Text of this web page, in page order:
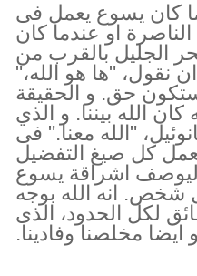
كان يسوع يعمل فى
او عندما كان
الجليل بالقرب من
نقول، "ها هو الله،"
حق. و الحقيقة
الله بيننا. و الذي
"الله معنا." فى
استعمل كل صيغ التفضيل
ليوصف اشراقة يسوع
انه الله بوجه
لكل الحدود، الذى
مخلصنا وفادينا.